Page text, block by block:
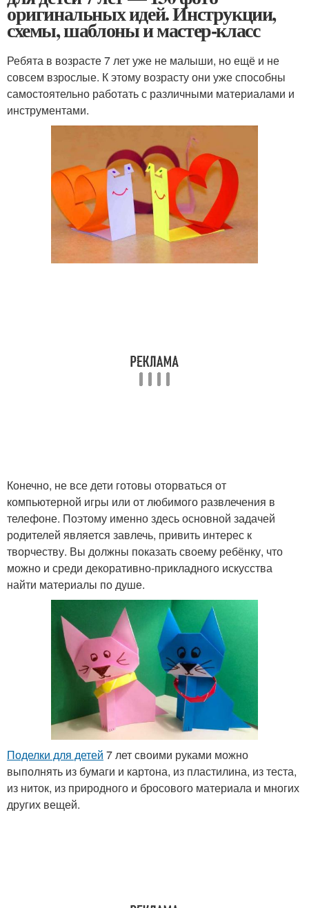
оригинальных идей. Инструкции,
схемы, шаблоны и мастер-класс
Ребята в возрасте 7 лет уже не малыши, но ещё и не
совсем взрослые. К этому возрасту они уже способны
самостоятельно работать с различными материалами и
инструментами.
Конечно, не все дети готовы оторваться от
компьютерной игры или от любимого развлечения в
телефоне. Поэтому именно здесь основной задачей
родителей является завлечь, привить интерес к
творчеству. Вы должны показать своему ребёнку, что
можно и среди декоративно-прикладного искусства
найти материалы по душе.
Поделки для детей 7 лет своими руками можно
выполнять из бумаги и картона, из пластилина, из теста,
из ниток, из природного и бросового материала и многих
других вещей.